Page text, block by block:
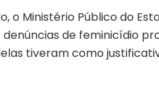
o Ministério Público do
denúncias de feminicídio
tiveram como